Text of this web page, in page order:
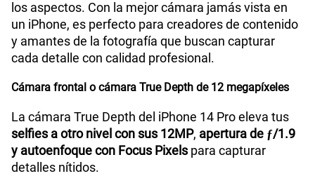
los aspectos. Con la mejor cámara jamás vista en
un iPhone, es perfecto para creadores de contenido
y amantes de la fotografía que buscan capturar
cada detalle con calidad profesional.
Cámara frontal o cámara True Depth de 12 megapíxeles
La cámara True Depth del iPhone 14 Pro eleva tus
selfies a otro nivel con sus 12MP, apertura de ƒ/1.9
y autoenfoque con Focus Pixelspara capturar
detalles nítidos.